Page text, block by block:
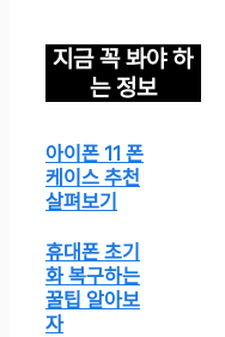
지금 꼭 봐야 하
는 정보
아이폰 11 폰
케이스 추천
살펴보기
휴대폰 초기
화 복구하는
꿀팁 알아보
자